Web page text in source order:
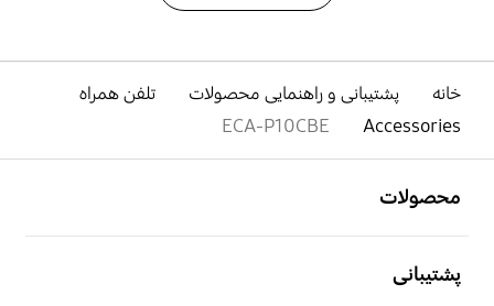
خانه پشتیبانی و راهنمایی محصولات
تلفن همراه
Accessories
ECA-P10CBE
محصولات
پشتیبانی